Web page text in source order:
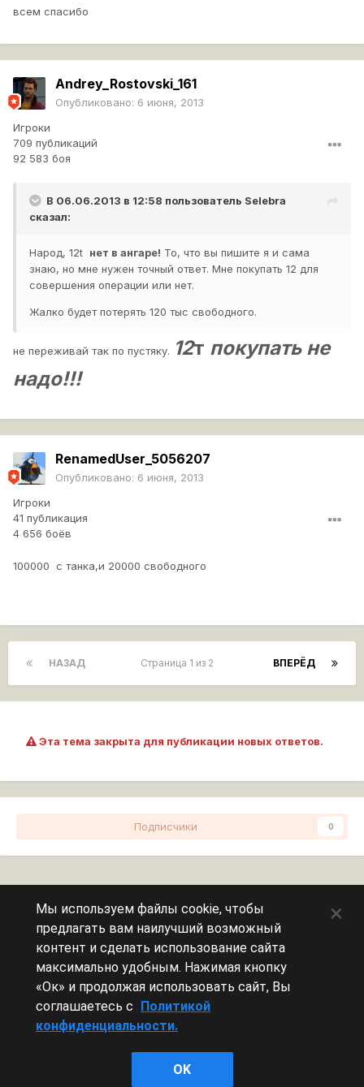
всем спасибо
Andrey_Rostovski_161
Опубликовано: 6 июня, 2013
Игроки
709 публикаций
92 583 боя
В 06.06.2013 в 12:58 пользователь Selebra
сказал:
Народ, 12t нет в ангаре! То, что вы пишите я и сама
знаю, но мне нужен точный ответ. Мне покупать 12 для
совершения операции или нет.
Жалко будет потерять 120 тыс свободного.
не переживай так по пустяку. 12т покупать не
надо!!!
RenamedUser_5056207
Опубликовано: 6 июня, 2013
Игроки
41 публикация
4 656 боёв
100000 с танка,и 20000 свободного
НАЗАД ВПЕРЁД
Страница 1 из 2
Эта тема закрыта для публикации новых ответов.
Подписчики 0
Сейчас на странице
Эту страницу никто не просматривает.
Леста Игры
Powered by Invision Community
Мы используем файлы cookie, чтобы
предлагать вам наилучший возможный
контент и сделать использование сайта
максимально удобным. Нажимая кнопку
«Ок» и продолжая использовать сайт, Вы
соглашаетесь с Политикой
конфиденциальности.
OK
×